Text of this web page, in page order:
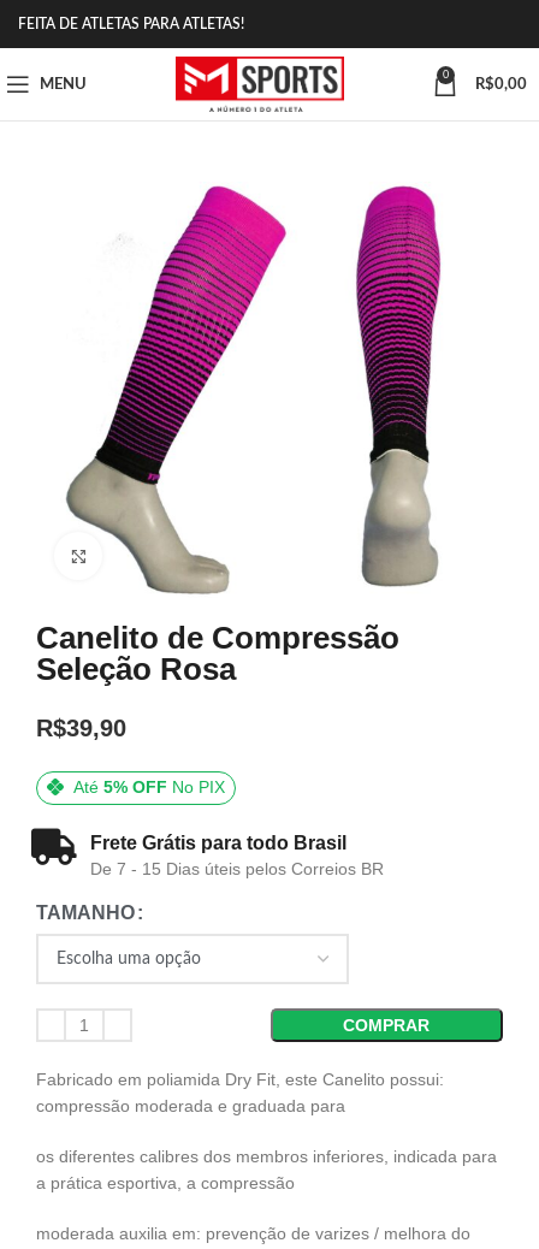
FEITA DE ATLETAS PARA ATLETAS!
MENU
0
R$0,00
Click to enlarge
Canelito de Compressão
Seleção Rosa
R$39,90
Até 5% OFF No PIX
Frete Grátis para todo Brasil
De 7 - 15 Dias úteis pelos Correios BR
TAMANHO
COMPRAR
Fabricado em poliamida Dry Fit, este Canelito possui:
compressão moderada e graduada para
os diferentes calibres dos membros inferiores, indicada para
a prática esportiva, a compressão
moderada auxilia em: prevenção de varizes / melhora do